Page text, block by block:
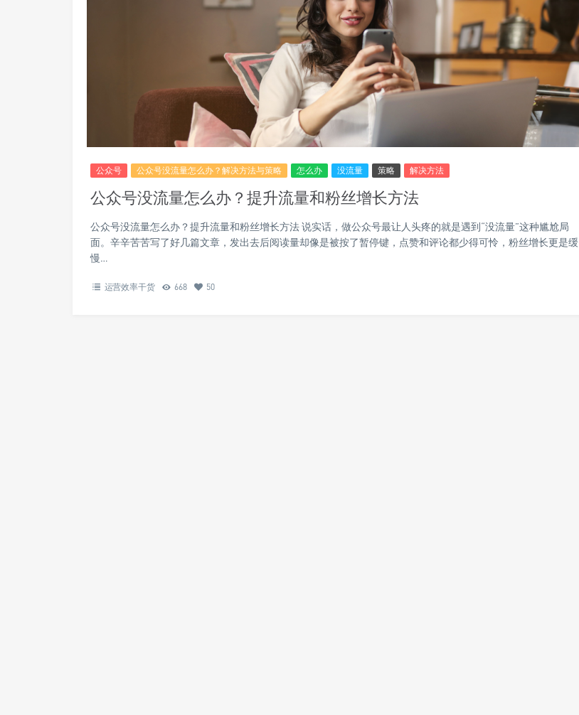
公众号 公众号没流量怎么办？解决方法与策略 怎么办 没流量 策略 解决方法
公众号没流量怎么办？提升流量和粉丝增长方法
公众号没流量怎么办？提升流量和粉丝增长方法 说实话，做公众号最让人头疼的就是遇到“没流量”这种尴尬局
面。辛辛苦苦写了好几篇文章，发出去后阅读量却像是被按了暂停键，点赞和评论都少得可怜，粉丝增长更是缓
慢…
运营效率干货 668 50